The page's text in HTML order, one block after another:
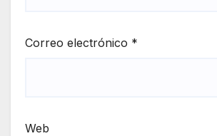
Correo electrónico *
Web